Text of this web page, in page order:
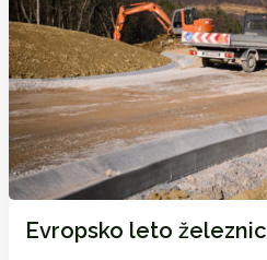
Evropsko leto železnic